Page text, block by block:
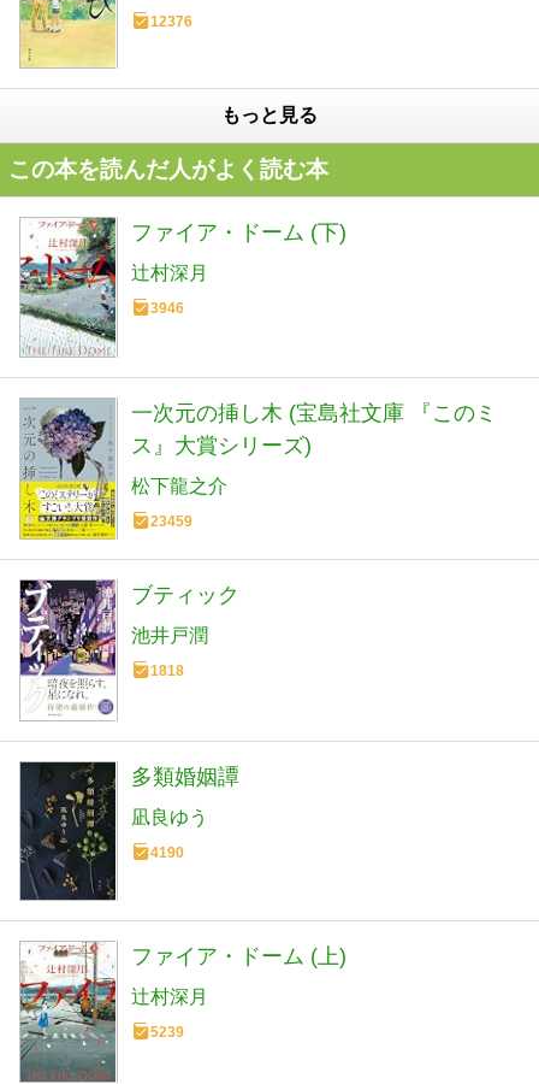
12376
もっと見る
この本を読んだ人がよく読む本
ファイア・ドーム (下)
辻村深月
3946
一次元の挿し木 (宝島社文庫 『このミ
ス』大賞シリーズ)
松下龍之介
23459
ブティック
池井戸潤
1818
多類婚姻譚
凪良ゆう
4190
ファイア・ドーム (上)
辻村深月
5239